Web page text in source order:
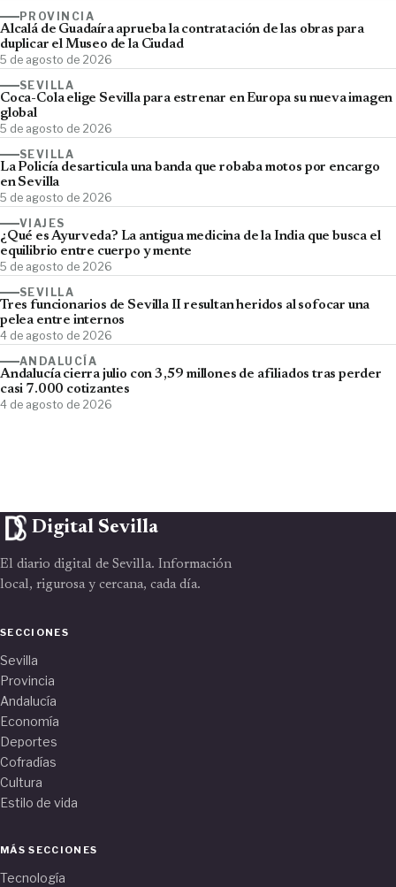
PROVINCIA
Alcalá de Guadaíra aprueba la contratación de las obras para
duplicar el Museo de la Ciudad
5 de agosto de 2026
SEVILLA
Coca-Cola elige Sevilla para estrenar en Europa su nueva imagen
global
5 de agosto de 2026
SEVILLA
La Policía desarticula una banda que robaba motos por encargo
en Sevilla
5 de agosto de 2026
VIAJES
¿Qué es Ayurveda? La antigua medicina de la India que busca el
equilibrio entre cuerpo y mente
5 de agosto de 2026
SEVILLA
Tres funcionarios de Sevilla II resultan heridos al sofocar una
pelea entre internos
4 de agosto de 2026
ANDALUCÍA
Andalucía cierra julio con 3,59 millones de afiliados tras perder
casi 7.000 cotizantes
4 de agosto de 2026
Digital Sevilla
El diario digital de Sevilla. Información
local, rigurosa y cercana, cada día.
SECCIONES
Sevilla
Provincia
Andalucía
Economía
Deportes
Cofradías
Cultura
Estilo de vida
MÁS SECCIONES
Tecnología